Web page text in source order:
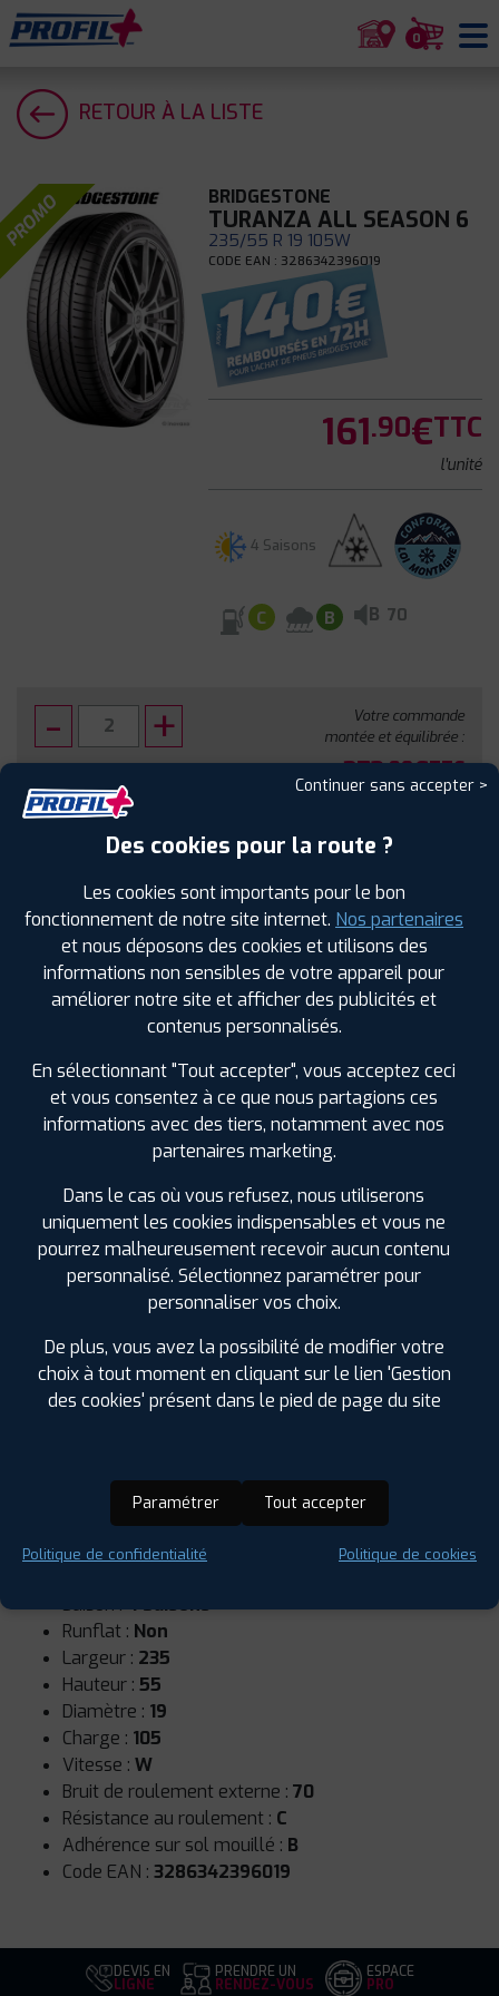
0
RETOUR À LA LISTE
PROMO BRIDGESTONE
TURANZA ALL SEASON 6
235/55 R 19 105W
CODE EAN : 3286342396019
161.90€TTC
l'unité
4 Saisons
C B B 70
Votre commande
montée et équilibrée :
372.80€TTC
AVIS CLIENTS ÉTIQUETAGE
Étiquetage
Saison :4 Saisons
Runflat : Non
Largeur : 235
Hauteur : 55
Diamètre : 19
Charge : 105
Vitesse : W
Bruit de roulement externe : 70
Résistance au roulement : C
Adhérence sur sol mouillé : B
Code EAN : 3286342396019
DEVIS EN
LIGNE
PRENDRE UN
RENDEZ-VOUS
ESPACE
PRO
Continuer sans accepter >
Des cookies pour la route ?
Les cookies sont importants pour le bon
fonctionnement de notre site internet. Nos partenaires
et nous déposons des cookies et utilisons des
informations non sensibles de votre appareil pour
améliorer notre site et afficher des publicités et
contenus personnalisés.
En sélectionnant "Tout accepter", vous acceptez ceci
et vous consentez à ce que nous partagions ces
informations avec des tiers, notamment avec nos
partenaires marketing.
Dans le cas où vous refusez, nous utiliserons
uniquement les cookies indispensables et vous ne
pourrez malheureusement recevoir aucun contenu
personnalisé. Sélectionnez paramétrer pour
personnaliser vos choix.
De plus, vous avez la possibilité de modifier votre
choix à tout moment en cliquant sur le lien 'Gestion
des cookies' présent dans le pied de page du site
Paramétrer Tout accepter
Politique de confidentialité Politique de cookies